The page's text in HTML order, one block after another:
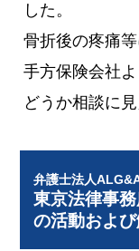
した。
骨折後の疼痛
手方保険会社
どうか相談に見
弁護士法人
東京法律事
の活動およ